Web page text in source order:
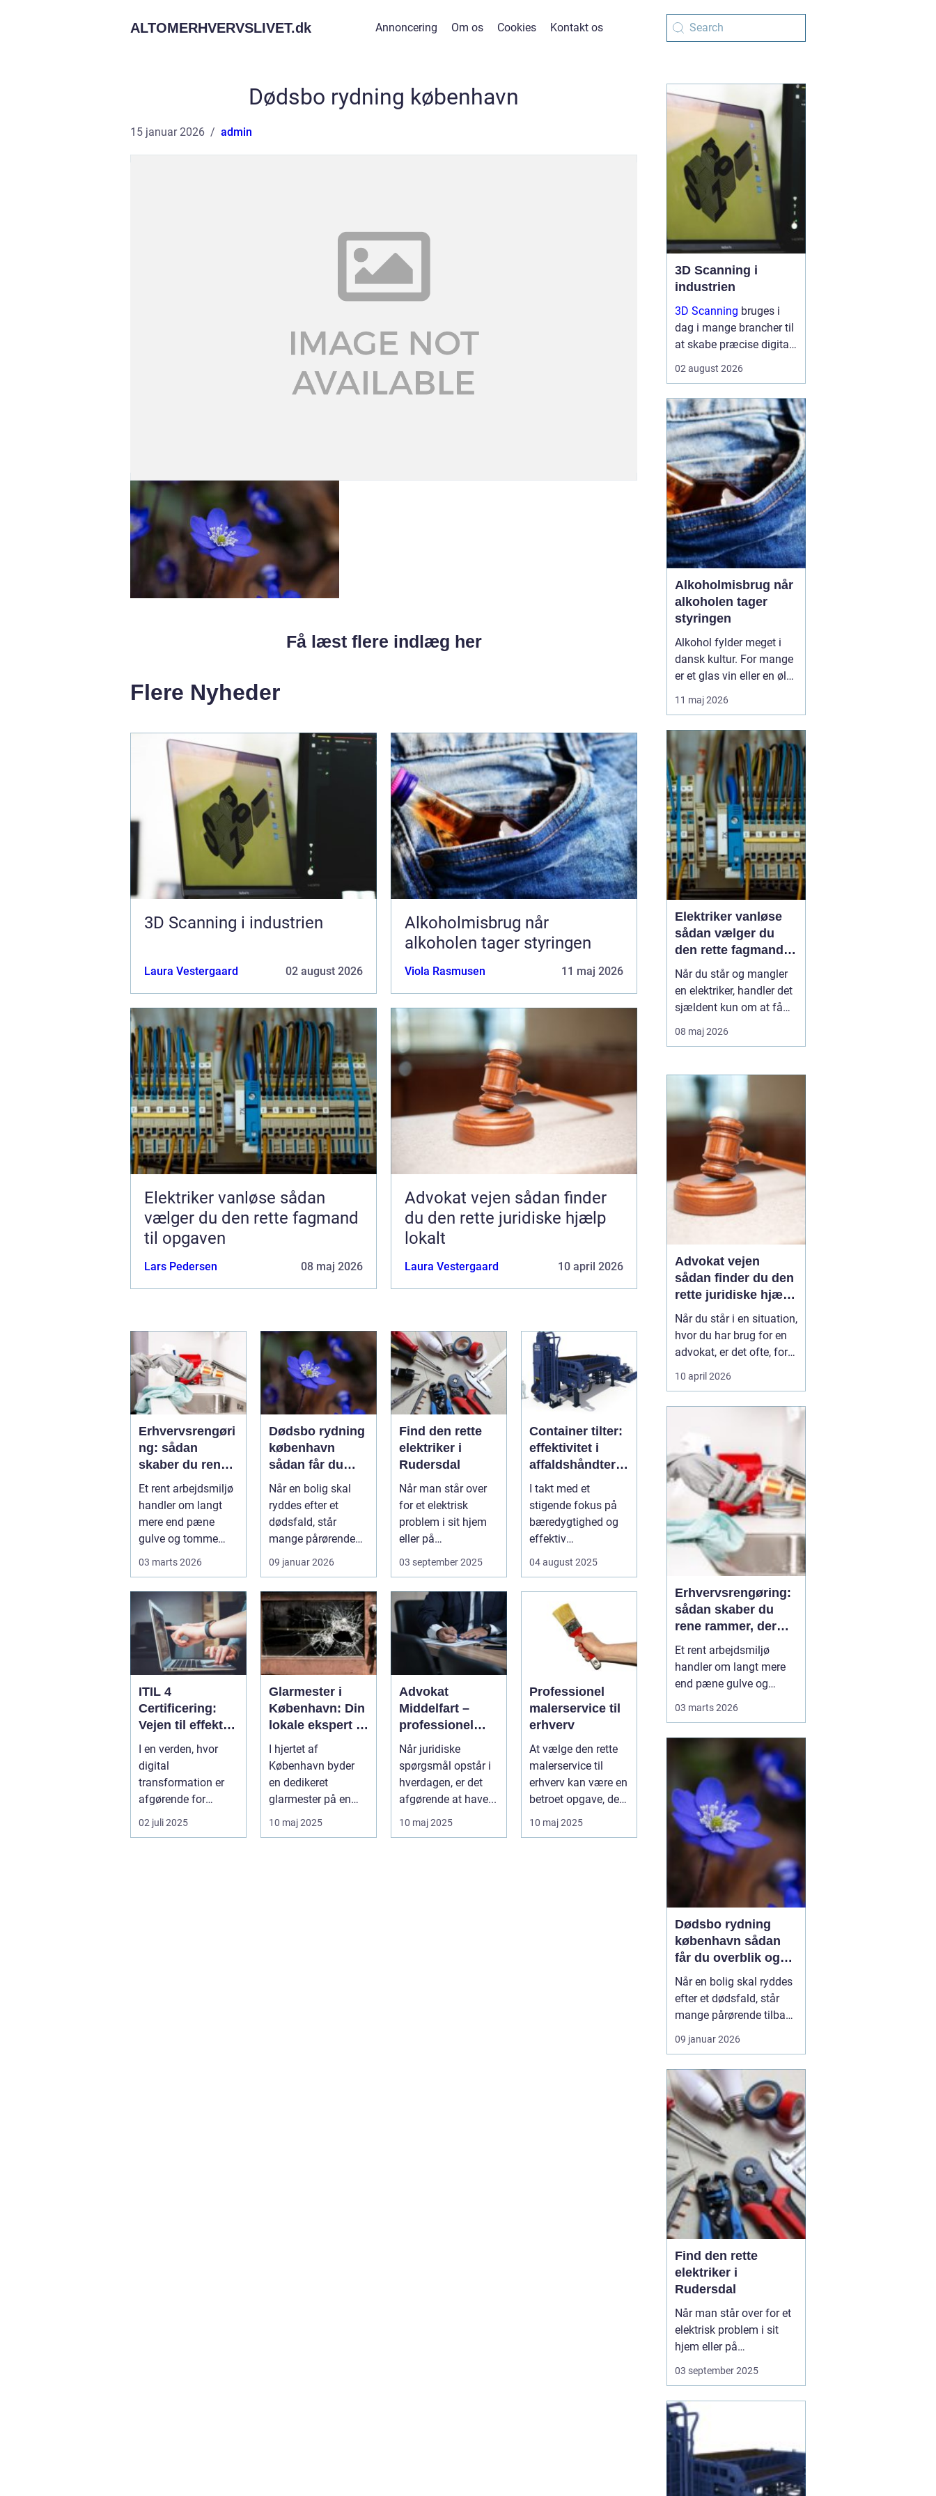
ALTOMERHVERVSLIVET.dk Annoncering Om os Cookies Kontakt os
Dødsbo rydning københavn
15 januar 2026 admin
Få læst flere indlæg her
Flere Nyheder
3D Scanning i industrien
Laura Vestergaard 02 august 2026
Alkoholmisbrug når
alkoholen tager styringen
Viola Rasmusen 11 maj 2026
Elektriker vanløse sådan
vælger du den rette fagmand
til opgaven
Lars Pedersen 08 maj 2026
Advokat vejen sådan finder
du den rette juridiske hjælp
lokalt
Laura Vestergaard 10 april 2026
Erhvervsrengøri
ng: sådan
skaber du rene
rammer, der kan
mærkes på
bundlinjen
Et rent arbejdsmiljø
handler om langt
mere end pæne
gulve og tomme
03 marts 2026
Dødsbo rydning
københavn
sådan får du
overblik og
professionel
hjælp
Når en bolig skal
ryddes efter et
dødsfald, står
mange pårørende
tilbage med en stor
praktisk opgave...
09 januar 2026
Find den rette
elektriker i
Rudersdal
Når man står over
for et elektrisk
problem i sit hjem
eller på
arbejdspladsen, er
03 september 2025
Container tilter:
effektivitet i
affaldshåndterin
g og
ressourcegenan
vendelse
I takt med et
stigende fokus på
bæredygtighed og
effektiv
bliver spe...
04 august 2025
ITIL 4
Certificering:
Vejen til effektiv
IT-service
management
I en verden, hvor
digital
transformation er
afgørende for
succes, bliver
effektive service
02 juli 2025
Glarmester i
København: Din
lokale ekspert i
glasløsninger
I hjertet af
København byder
en dedikeret
glarmester på en
verden af
glasløsning...
10 maj 2025
Advokat
Middelfart –
professionel
juridisk
rådgivning tæt
på dig
Når juridiske
spørgsmål opstår i
hverdagen, er det
afgørende at have...
10 maj 2025
Professionel
malerservice til
erhverv
At vælge den rette
malerservice til
erhverv kan være en
betroet opgave, der
kræver...
10 maj 2025
3D Scanning i
industrien
3D Scanning bruges i
dag i mange brancher til
at skabe præcise digitale
omgivelser, produkter og
gør det muligt at arbejde
hurtigere, mere ...
02 august 2026
Alkoholmisbrug når
alkoholen tager
styringen
Alkohol fylder meget i
dansk kultur. For mange
er et glas vin eller en øl
forbundet med hygge,
fællesskab og
nogle glider forbruget
stille og roligt over i
alkoholmisbru...
11 maj 2026
Elektriker vanløse
sådan vælger du
den rette fagmand
til opgaven
Når du står og mangler
en elektriker, handler det
sjældent kun om at få
skiftet en stikkontakt.
Ofte er der også
lovkrav og langsigtede
løsninger på spil. I
Vanløse, hvor mange
boliger er ældre
ejendomme blandet med
nyere bygg...
08 maj 2026
Advokat vejen
sådan finder du den
rette juridiske hjælp
lokalt
Når du står i en situation,
hvor du har brug for en
advokat, er det ofte, fordi
livet har ændret sig på
en måde, du ikke selv
efter en pårørende eller
køb og salg af bolig. I de
si...
10 april 2026
Erhvervsrengøring:
sådan skaber du
rene rammer, der
kan mærkes på
bundlinjen
Et rent arbejdsmiljø
handler om langt mere
end pæne gulve og
førstehåndsindtryk og i
sidste ende
virksomhedens
omdømme. Når ...
03 marts 2026
Dødsbo rydning
københavn sådan
får du overblik og
professionel hjælp
Når en bolig skal ryddes
efter et dødsfald, står
mange pårørende tilbage
med en stor praktisk
opgave oven i sorgen.
personlige ejendele og
måske et helt livs
samling af ting, som
skal gennemgås,
fordeles, sælges eller
bortskaf...
09 januar 2026
Find den rette
elektriker i
Rudersdal
Når man står over for et
elektrisk problem i sit
hjem eller på
arbejdspladsen, er det
ofte nødvendigt med
Elektriker Rudersdal er
søgeordet, der samler
opmærksomheden
omkring behovet for...
03 september 2025